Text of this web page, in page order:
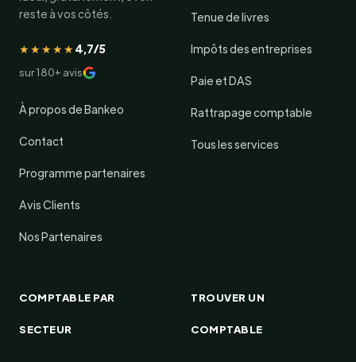
reste à vos côtés.
★★★★★4,7/5
sur 180+ avis
À propos de Bankeo
Contact
Programme partenaires
Avis Clients
Nos Partenaires
Tenue de livres
Impôts des entreprises
Paie et DAS
Rattrapage comptable
Tous les services
COMPTABLE PAR
SECTEUR
TROUVER UN
COMPTABLE